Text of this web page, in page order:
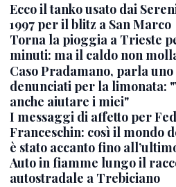
Ecco il tanko usato dai
1997 per il blitz a San Marco
Torna la pioggia a Trieste
minuti: ma il caldo non
Caso Pradamano, parla
denunciati per la limonata:
anche aiutare i miei"
I messaggi di affetto per
Franceschin: così il mondo
è stato accanto fino
Auto in fiamme lungo il
autostradale a Trebiciano